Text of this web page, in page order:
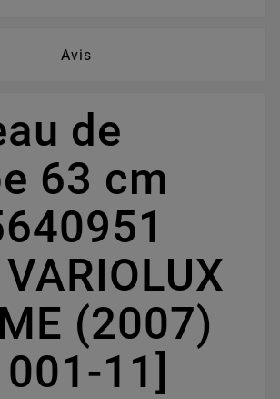
Avis
de
63 cm
(2007)
11]